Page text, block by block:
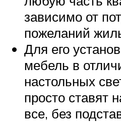
зависимо от
пожеланий
Для его
мебель в
настольных
просто ставят
все, без